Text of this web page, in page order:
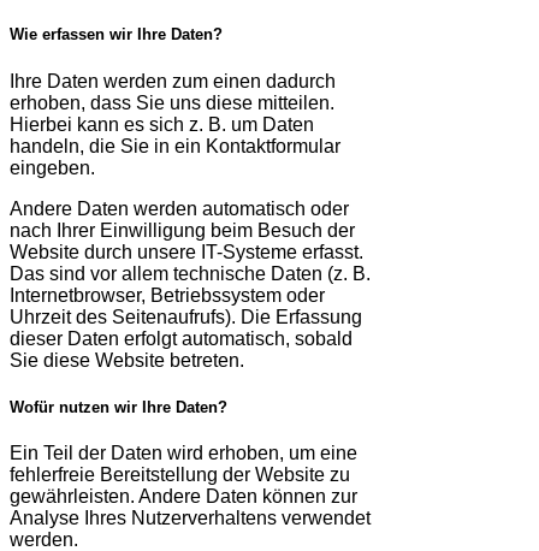
Wie erfassen wir Ihre Daten?
Ihre Daten werden zum einen dadurch
erhoben, dass Sie uns diese mitteilen.
Hierbei kann es sich z. B. um Daten
handeln, die Sie in ein Kontaktformular
eingeben.
Andere Daten werden automatisch oder
nach Ihrer Einwilligung beim Besuch der
Website durch unsere IT-Systeme erfasst.
Das sind vor allem technische Daten (z. B.
Internetbrowser, Betriebssystem oder
Uhrzeit des Seitenaufrufs). Die Erfassung
dieser Daten erfolgt automatisch, sobald
Sie diese Website betreten.
Wofür nutzen wir Ihre Daten?
Ein Teil der Daten wird erhoben, um eine
fehlerfreie Bereitstellung der Website zu
gewährleisten. Andere Daten können zur
Analyse Ihres Nutzerverhaltens verwendet
werden.